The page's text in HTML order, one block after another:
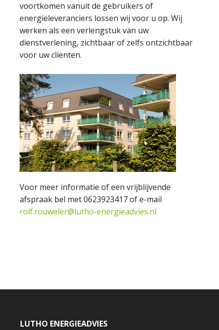
voortkomen vanuit de gebruikers of
energieleveranciers lossen wij voor u op. Wij
werken als een verlengstuk van uw
dienstverlening, zichtbaar of zelfs ontzichtbaar
voor uw clienten.
Voor meer informatie of een vrijblijvende
afspraak bel met 0623923417 of e-mail
rolf.rouweler@lutho-energieadvies.nl
LUTHO ENERGIEADVIES